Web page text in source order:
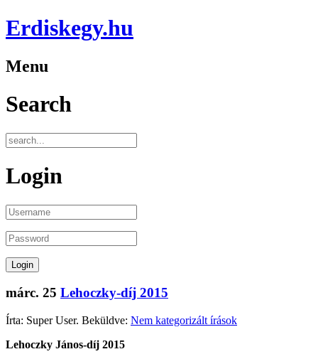
Erdiskegy.hu
Menu
Search
Login
márc. 25 Lehoczky-díj 2015
Írta: Super User. Beküldve: Nem kategorizált írások
Lehoczky János-díj 2015